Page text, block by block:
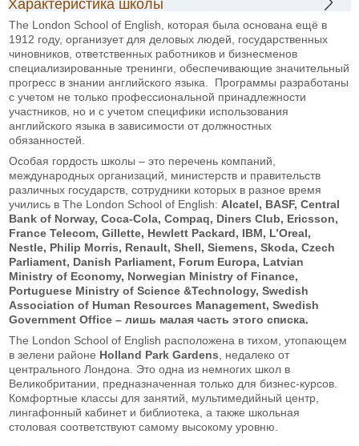
Характеристика школы
The London School of English, которая была основана ещё в
1912 году, организует для деловых людей, государственных
чиновников, ответственных работников и бизнесменов
специализированные тренинги, обеспечивающие значительный
прогресс в знании английского языка. Программы разработаны
с учетом не только профессиональной принадлежности
участников, но и с учетом специфики использования
английского языка в зависимости от должностных
обязанностей.
Особая гордость школы – это перечень компаний,
международных организаций, министерств и правительств
различных государств, сотрудники которых в разное время
учились в The London School of English: Alcatel, BASF, Central
Bank of Norway, Coca-Cola, Compaq, Diners Club, Ericsson,
France Telecom, Gillette, Hewlett Packard, IBM, L’Oreal,
Nestle, Philip Morris, Renault, Shell, Siemens, Skoda, Czech
Parliament, Danish Parliament, Forum Europa, Latvian
Ministry of Economy, Norwegian Ministry of Finance,
Portuguese Ministry of Science &Technology, Swedish
Association of Human Resources Management, Swedish
Government Office – лишь малая часть этого списка.
The London School of English расположена в тихом, утопающем
в зелени районе Holland Park Gardens , недалеко от
центрального Лондона. Это одна из немногих школ в
Великобритании, предназначенная только для бизнес-курсов.
Комфортные классы для занятий, мультимедийный центр,
лингафонный кабинет и библиотека, а также школьная
столовая соответствуют самому высокому уровню.